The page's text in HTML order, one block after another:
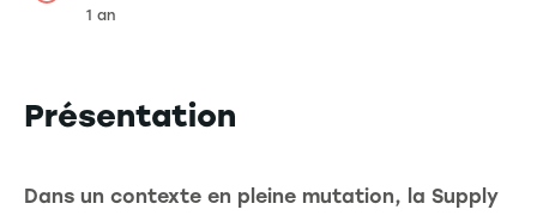
1 an
Présentation
Dans un contexte en pleine mutation, la Supply